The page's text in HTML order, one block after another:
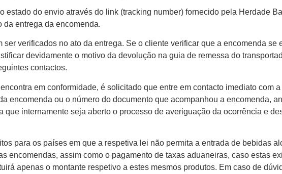
do envio através do link (tracking number) fornecido pela Herdade
da entrega da encomenda.
verificados no ato da entrega. Se o cliente verificar que a encomenda se
devidamente o motivo da devolução na guia de remessa do
contactos.
em conformidade, é solicitado que entre em contacto imediato com
encomenda ou o número do documento que acompanhou a encomenda,
internamente seja aberto o processo de averiguação da ocorrência e
para os países em que a respetiva lei não permita a entrada de bebidas
encomendas, assim como o pagamento de taxas aduaneiras, caso estas
apenas o montante respetivo a estes mesmos produtos. Em caso de